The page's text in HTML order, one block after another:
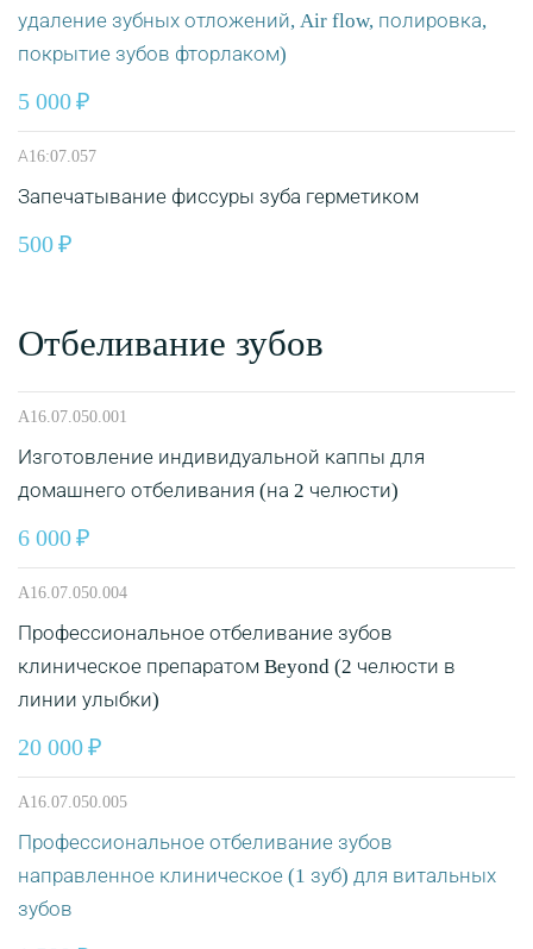
удаление зубных отложений, Air flow, полировка,
покрытие зубов фторлаком)
5 000
А16:07.057
Запечатывание фиссуры зуба герметиком
500
Отбеливание зубов
A16.07.050.001
Изготовление индивидуальной каппы для
домашнего отбеливания (на 2 челюсти)
6 000
A16.07.050.004
Профессиональное отбеливание зубов
клиническое препаратом Beyond (2 челюсти в
линии улыбки)
20 000
A16.07.050.005
Профессиональное отбеливание зубов
направленное клиническое (1 зуб) для витальных
зубов